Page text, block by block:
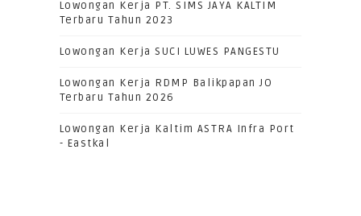
Lowongan Kerja PT. SIMS JAYA KALTIM
Terbaru Tahun 2023
Lowongan Kerja SUCI LUWES PANGESTU
Lowongan Kerja RDMP Balikpapan JO
Terbaru Tahun 2026
Lowongan Kerja Kaltim ASTRA Infra Port
- Eastkal